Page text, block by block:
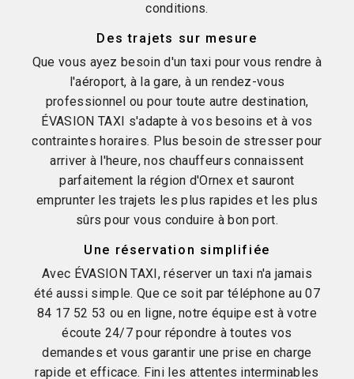
conditions.
Des trajets sur mesure
Que vous ayez besoin d'un taxi pour vous rendre à
l'aéroport, à la gare, à un rendez-vous
professionnel ou pour toute autre destination,
ÉVASION TAXI s'adapte à vos besoins et à vos
contraintes horaires. Plus besoin de stresser pour
arriver à l'heure, nos chauffeurs connaissent
parfaitement la région d'Ornex et sauront
emprunter les trajets les plus rapides et les plus
sûrs pour vous conduire à bon port.
Une réservation simplifiée
Avec ÉVASION TAXI, réserver un taxi n'a jamais
été aussi simple. Que ce soit par téléphone au 07
84 17 52 53 ou en ligne, notre équipe est à votre
écoute 24/7 pour répondre à toutes vos
demandes et vous garantir une prise en charge
rapide et efficace. Fini les attentes interminables